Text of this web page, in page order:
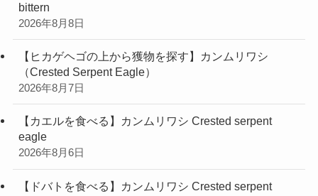
bittern
2026年8月8日
【ヒカゲヘゴの上から獲物を探す】カンムリワシ
（Crested Serpent Eagle）
2026年8月7日
【カエルを食べる】カンムリワシ Crested serpent
eagle
2026年8月6日
【ドバトを食べる】カンムリワシ Crested serpent